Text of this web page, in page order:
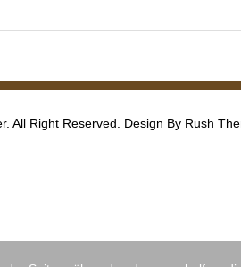
All Right Reserved. Design By Rush